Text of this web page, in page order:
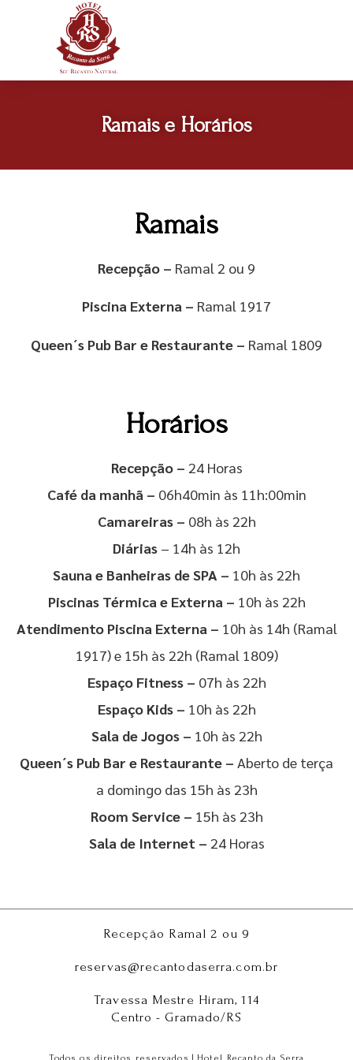
Ramais e Horários
Ramais
Recepção – Ramal 2 ou 9
Piscina Externa – Ramal 1917
Queen´s Pub Bar e Restaurante – Ramal 1809
Horários
Recepção – 24 Horas
Café da manhã – 06h40min às 11h:00min
Camareiras – 08h às 22h
Diárias – 14h às 12h
Sauna e Banheiras de SPA – 10h às 22h
Piscinas Térmica e Externa – 10h às 22h
Atendimento Piscina Externa – 10h às 14h (Ramal
1917) e 15h às 22h (Ramal 1809)
Espaço Fitness – 07h às 22h
Espaço Kids – 10h às 22h
Sala de Jogos – 10h às 22h
Queen´s Pub Bar e Restaurante – Aberto de terça
a domingo das 15h às 23h
Room Service – 15h às 23h
Sala de Internet – 24 Horas
Recepção Ramal 2 ou 9
reservas@recantodaserra.com.br
Travessa Mestre Hiram, 114
Centro - Gramado/RS
Todos os direitos reservados | Hotel Recanto da Serra